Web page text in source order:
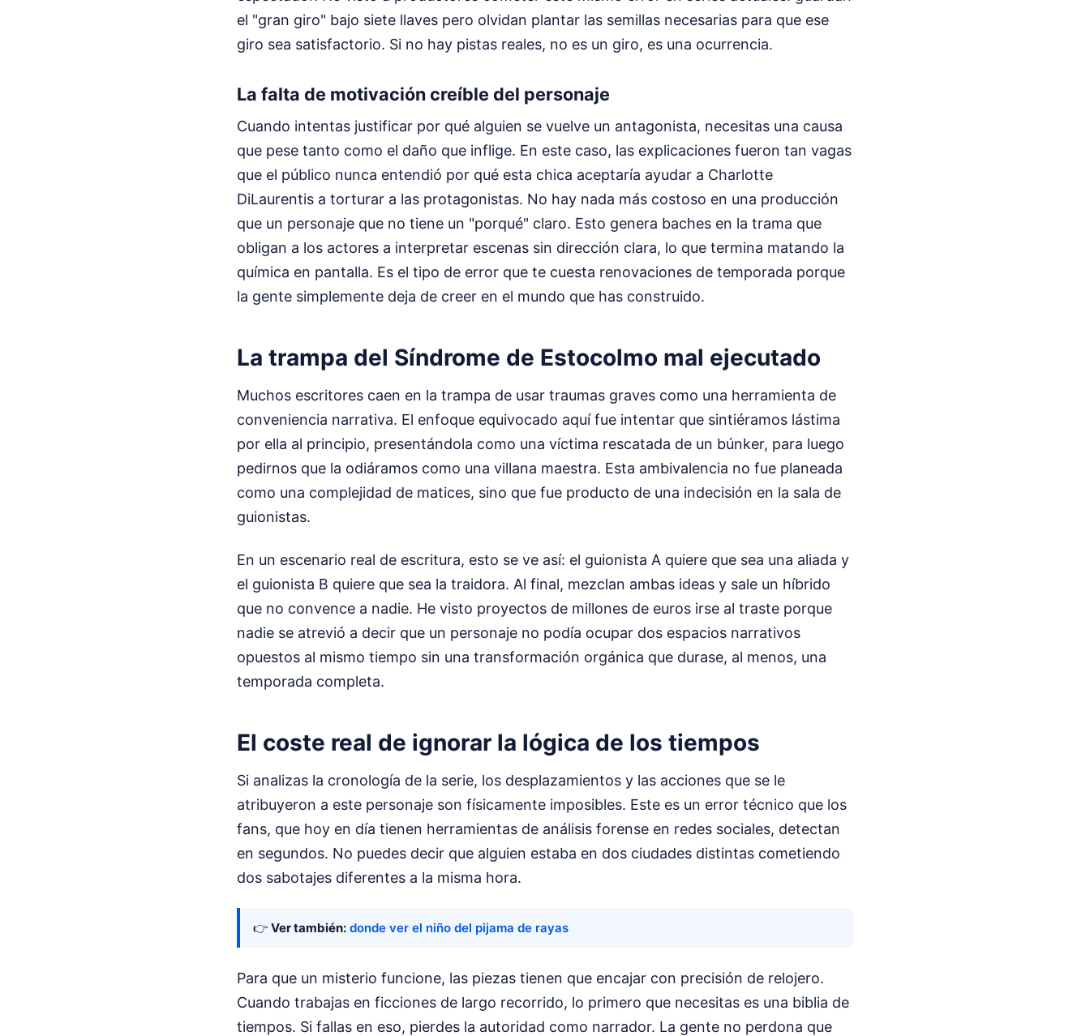
el "gran giro" bajo siete llaves pero olvidan plantar las semillas necesarias para que ese
giro sea satisfactorio. Si no hay pistas reales, no es un giro, es una ocurrencia.
La falta de motivación creíble del personaje
Cuando intentas justificar por qué alguien se vuelve un antagonista, necesitas una causa
que pese tanto como el daño que inflige. En este caso, las explicaciones fueron tan vagas
que el público nunca entendió por qué esta chica aceptaría ayudar a Charlotte
DiLaurentis a torturar a las protagonistas. No hay nada más costoso en una producción
que un personaje que no tiene un "porqué" claro. Esto genera baches en la trama que
obligan a los actores a interpretar escenas sin dirección clara, lo que termina matando la
química en pantalla. Es el tipo de error que te cuesta renovaciones de temporada porque
la gente simplemente deja de creer en el mundo que has construido.
La trampa del Síndrome de Estocolmo mal ejecutado
Muchos escritores caen en la trampa de usar traumas graves como una herramienta de
conveniencia narrativa. El enfoque equivocado aquí fue intentar que sintiéramos lástima
por ella al principio, presentándola como una víctima rescatada de un búnker, para luego
pedirnos que la odiáramos como una villana maestra. Esta ambivalencia no fue planeada
como una complejidad de matices, sino que fue producto de una indecisión en la sala de
guionistas.
En un escenario real de escritura, esto se ve así: el guionista A quiere que sea una aliada y
el guionista B quiere que sea la traidora. Al final, mezclan ambas ideas y sale un híbrido
que no convence a nadie. He visto proyectos de millones de euros irse al traste porque
nadie se atrevió a decir que un personaje no podía ocupar dos espacios narrativos
opuestos al mismo tiempo sin una transformación orgánica que durase, al menos, una
temporada completa.
El coste real de ignorar la lógica de los tiempos
Si analizas la cronología de la serie, los desplazamientos y las acciones que se le
atribuyeron a este personaje son físicamente imposibles. Este es un error técnico que los
fans, que hoy en día tienen herramientas de análisis forense en redes sociales, detectan
en segundos. No puedes decir que alguien estaba en dos ciudades distintas cometiendo
dos sabotajes diferentes a la misma hora.
👉 Ver también: donde ver el niño del pijama de rayas
Para que un misterio funcione, las piezas tienen que encajar con precisión de relojero.
Cuando trabajas en ficciones de largo recorrido, lo primero que necesitas es una biblia de
tiempos. Si fallas en eso, pierdes la autoridad como narrador. La gente no perdona que